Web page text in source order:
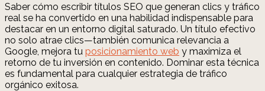
Saber cómo escribir títulos SEO que generan clics y tráfico
real se ha convertido en una habilidad indispensable para
destacar en un entorno digital saturado. Un título efectivo
no solo atrae clics—también comunica relevancia a
Google, mejora tu posicionamiento web y maximiza el
retorno de tu inversión en contenido. Dominar esta técnica
es fundamental para cualquier estrategia de tráfico
orgánico exitosa.